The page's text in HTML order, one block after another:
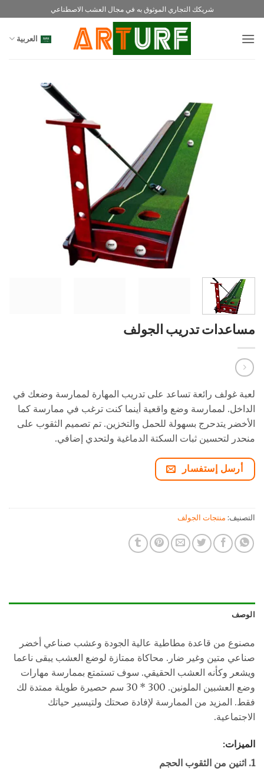
للمحتوى
شريكك التجاري الموثوق به في مجال العشب الاصطناعي
العربية
مساعدات تدريب الجولف
لعبة غولف رائعة تساعد على تدريب المهارة لممارسة وضعك في
الداخل. لممارسة وضع واقعية أينما كنت ترغب في ممارسة كما
الأخضر يتدحرج بسهولة للحمل والتخزين. تم تصميم الثقوب على
منحدر لتحسين ثبات السكتة الدماغية ولتحدي إضافي.
أرسل إستفسار
التصنيف: منتجات الجولف
الوصف
مصنوع من قاعدة مطاطية عالية الجودة وعشب صناعي أخضر
صناعي متين وغير ضار. محاكاة ممتازة لوضع العشب يبقى ناعما
ويشعر وكأنه العشب الحقيقي. سوف تستمتع بممارسة مهارات
وضع العشبين الملونين. 300 * 30 سم حصيرة طويلة ممتدة لك
فقط. المزيد من الممارسة لإفادة صحتك ولتيسير حياتك
الاجتماعية.
الميزات:
1. اثنين من الثقوب الحجم